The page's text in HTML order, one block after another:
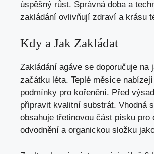
úspěšný růst. Správná doba a
zakládání ovlivňují zdraví a krásu
Kdy a Jak Zakládat
Zakládání agáve se doporučuje na
začátku léta. Teplé měsíce
podmínky pro kořenění. Před
připravit kvalitní substrát. Vhodná
obsahuje třetinovou část písku pro
odvodnění a organickou složku